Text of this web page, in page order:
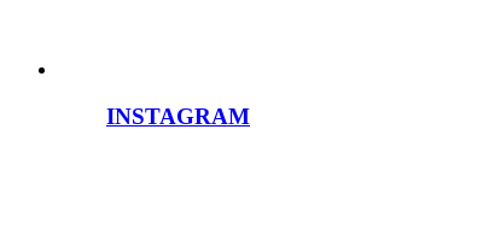
INSTAGRAM